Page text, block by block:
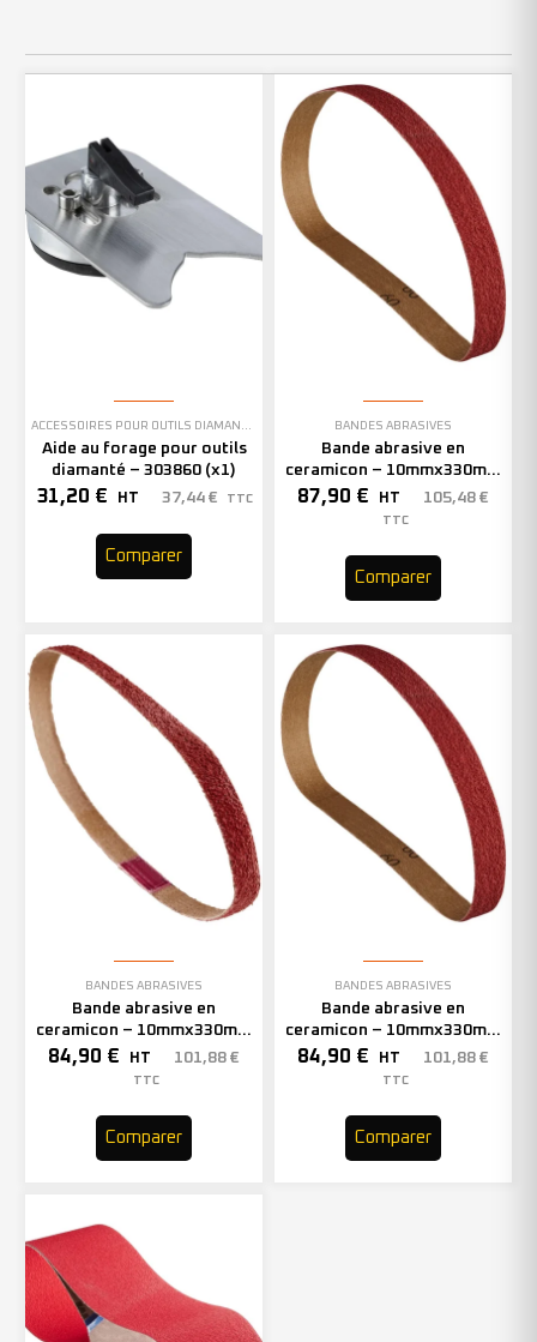
ACCESSOIRES POUR OUTILS DIAMANTÉS
Aide au forage pour outils
diamanté – 303860 (x1)
31,20 € HT 37,44 € TTC
Comparer
BANDES ABRASIVES
Bande abrasive en
ceramicon – 10mmx330mm
– Grain 40 – 333001 (x50)
87,90 € HT 105,48 €
TTC
Comparer
BANDES ABRASIVES
Bande abrasive en
ceramicon – 10mmx330mm
– Grain 60 – 333002 (x50)
84,90 € HT 101,88 €
TTC
Comparer
BANDES ABRASIVES
Bande abrasive en
ceramicon – 10mmx330mm
– Grain 80 – 333003 (x50)
84,90 € HT 101,88 €
TTC
Comparer